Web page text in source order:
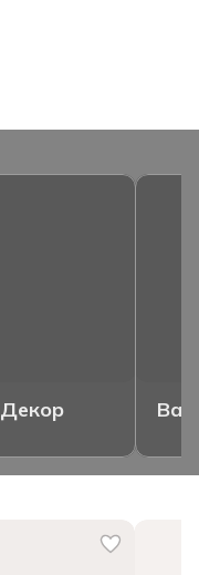
Декор